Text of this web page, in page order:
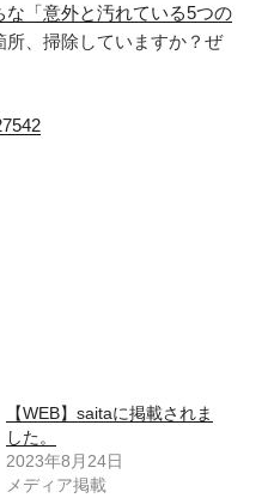
「意外と汚れている5つの
所、掃除していますか？ぜ
【WEB】saitaに掲載されま
した。
2023年8月24日
メディア掲載